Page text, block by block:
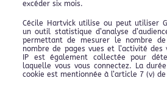
excéder six mois.
Cécile Hartvick utilise ou peut utiliser
un outil statistique d’analyse
permettant de mesurer le nombre
nombre de pages vues et l’activité des
IP est également collectée pour
laquelle vous vous connectez. La
cookie est mentionnée à l’article 7 (v)